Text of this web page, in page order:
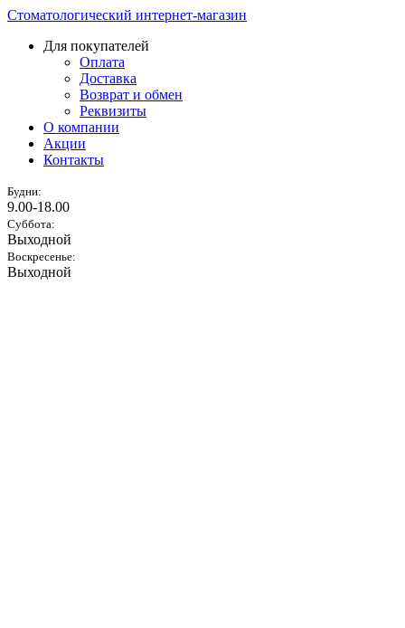
Стоматологический интернет-магазин
Для покупателей
Оплата
Доставка
Возврат и обмен
Реквизиты
О компании
Акции
Контакты
Будни:
9.00-18.00
Суббота:
Выходной
Воскресенье:
Выходной